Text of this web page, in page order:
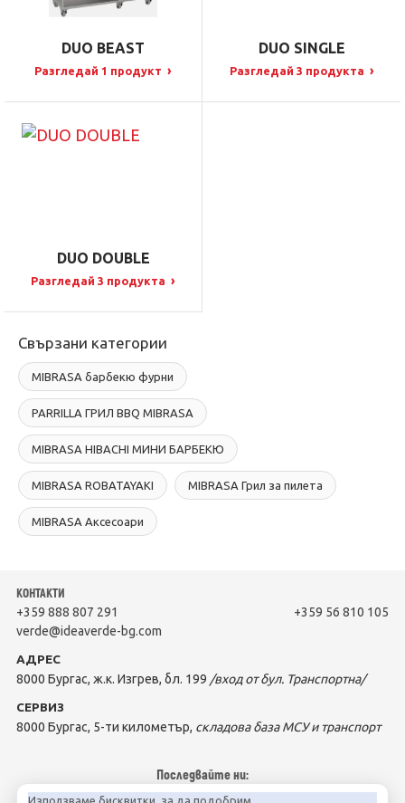
Използваме бисквитки, за да подобрим
DUO BEAST
Разгледай 1 продукт ›
DUO SINGLE
Разгледай 3 продукта ›
DUO DOUBLE
Разгледай 3 продукта ›
Свързани категории
MIBRASA барбекю фурни
PARRILLA ГРИЛ BBQ MIBRASA
MIBRASA HIBACHI МИНИ БАРБЕКЮ
MIBRASA ROBATAYAKI MIBRASA Грил за пилета
MIBRASA Аксесоари
КОНТАКТИ
+359 888 807 291
+359 56 810 105
verde@ideaverde-bg.com
АДРЕС
8000 Бургас, ж.к. Изгрев, бл. 199 /вход от бул. Транспортна/
СЕРВИЗ
8000 Бургас, 5-ти километър, складова база МСУ и транспорт
Последвайте ни: